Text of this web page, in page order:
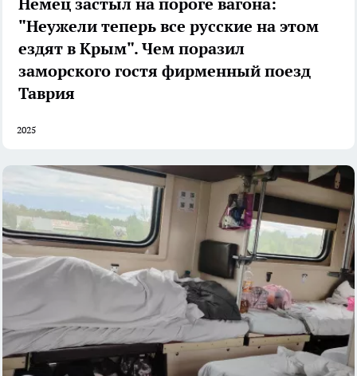
Немец застыл на пороге вагона:
"Неужели теперь все русские на этом
ездят в Крым". Чем поразил
заморского гостя фирменный поезд
Таврия
2025